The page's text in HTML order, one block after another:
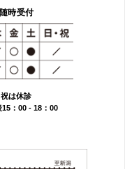
時受付
は休診
：00 - 18：00